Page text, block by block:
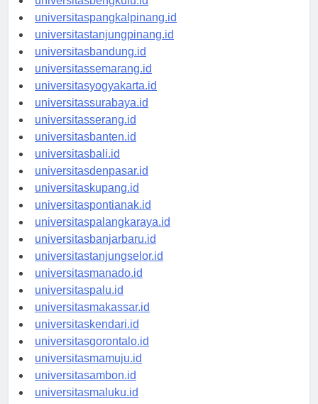
universitasbengkulu.id
universitaspangkalpinang.id
universitastanjungpinang.id
universitasbandung.id
universitassemarang.id
universitasyogyakarta.id
universitassurabaya.id
universitasserang.id
universitasbanten.id
universitasbali.id
universitasdenpasar.id
universitaskupang.id
universitaspontianak.id
universitaspalangkaraya.id
universitasbanjarbaru.id
universitastanjungselor.id
universitasmanado.id
universitaspalu.id
universitasmakassar.id
universitaskendari.id
universitasgorontalo.id
universitasmamuju.id
universitasambon.id